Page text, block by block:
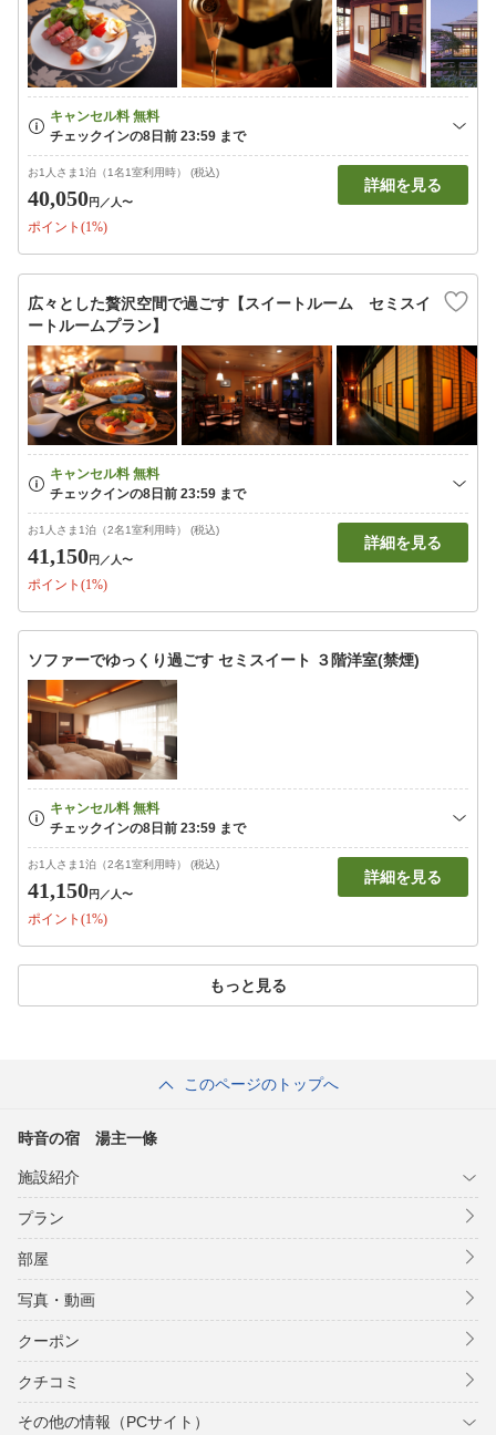
お1人さま1泊（1名1室利用時） (税込)
40,050円 ／人〜
ポイント(1%)
詳細を見る
広々とした贅沢空間で過ごす【スイートルーム セミスイ
ートルームプラン】
お1人さま1泊（2名1室利用時） (税込)
41,150円 ／人〜
ポイント(1%)
詳細を見る
ソファーでゆっくり過ごす セミスイート ３階洋室(禁煙)
お1人さま1泊（2名1室利用時） (税込)
41,150円 ／人〜
ポイント(1%)
詳細を見る
もっと見る
このページのトップへ
時音の宿 湯主一條
施設紹介
プラン
部屋
写真・動画
クーポン
クチコミ
その他の情報（PCサイト）